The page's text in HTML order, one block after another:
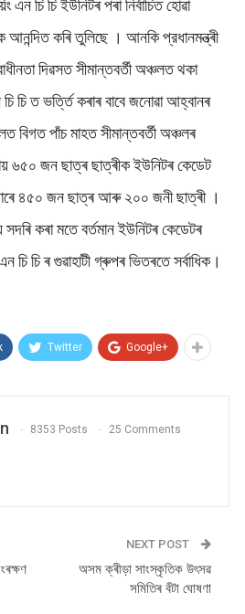
চি চি ইউনিটৰ পৰা নিৰ্বাচিত হোৱা
আনন্দিত কৰি তুলিছে । আনকি প্রধানমন্ত্ৰী
দিৱসত সীমান্তবৰ্তী অঞ্চলত থকা
চি চি ত ভৰ্ত্তি কৰাৰ বাবে জনোৱা আহ্বানৰ
বিগত পাঁচ মাহত সীমান্তবৰ্তী অঞ্চলৰ
৬৫০ জন ছাত্ৰ ছাত্ৰীক ইউনিটৰ কেডেট
৪৫০ জন ছাত্ৰ আৰু ২০০ জনী ছাত্ৰী ।
কৰা মতে বৰ্তমান ইউনিটৰ কেডেটৰ
চি ৰ গুৱাহাটী গ্ৰুপৰ ভিতৰতে সৰ্বাধিক।
Twitter Google+
8353 Posts 25 Comments
NEXT POST
অসম ক্ৰীড়া সাংস্কৃতিক উৎসৱ
সমিতিৰ বঁটা ঘোষণা